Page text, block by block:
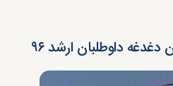
داوطلبان ارشد ۹۶